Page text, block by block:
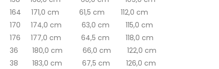
164 171,0 cm 61,5 cm 112,0 cm
170 174,0 cm 63,0 cm 115,0 cm
176 177,0 cm 64,5 cm 118,0 cm
36 180,0 cm 66,0 cm 122,0 cm
38 183,0 cm 67,5 cm 126,0 cm